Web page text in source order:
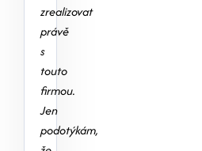
zrealizovat
právě
s
touto
firmou.
Jen
podotýkám,